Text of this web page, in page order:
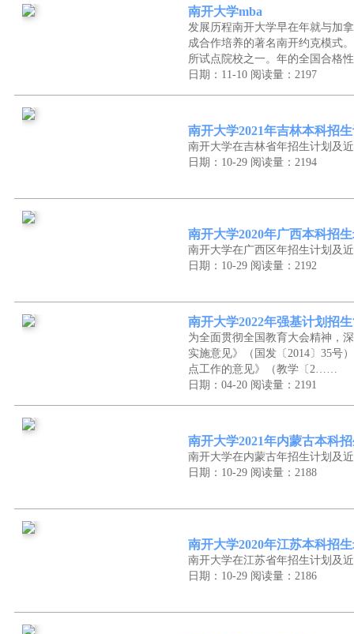
南开大学mba
发展历程南开大学早在年就与加
成合作培养的著名南开约克模式
所试点院校之一。年的全国合格
日期：11-10 阅读量：2197
南开大学2021年吉林本科招
南开大学在吉林省年招生计划及
日期：10-29 阅读量：2194
南开大学2020年广西本科招
南开大学在广西区年招生计划及
日期：10-29 阅读量：2192
南开大学2022年强基计划招
为全面贯彻全国教育大会精神，
实施意见》（国发〔2014〕35号
点工作的意见》（教学〔2……
日期：04-20 阅读量：2191
南开大学2021年内蒙古本科
南开大学在内蒙古年招生计划及
日期：10-29 阅读量：2188
南开大学2020年江苏本科招
南开大学在江苏省年招生计划及
日期：10-29 阅读量：2186